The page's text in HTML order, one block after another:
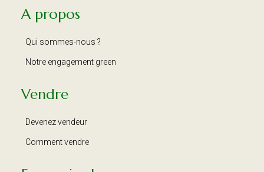
A propos
Qui sommes-nous ?
Notre engagement green
Vendre
Devenez vendeur
Comment vendre